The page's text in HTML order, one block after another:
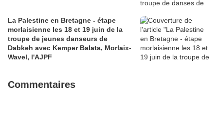
La Palestine en Bretagne - étape
morlaisienne les 18 et 19 juin de la
troupe de jeunes danseurs de
Dabkeh avec Kemper Balata, Morlaix-
Wavel, l'AJPF
Commentaires